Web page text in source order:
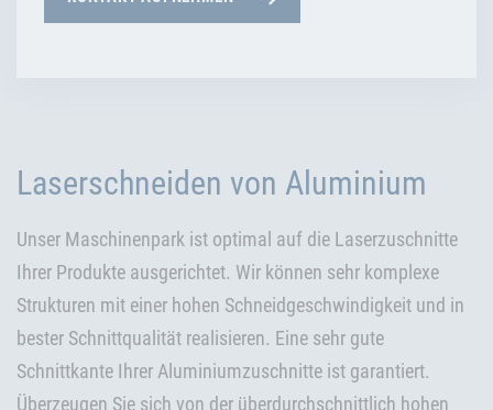
Laserschneiden von Aluminium
Unser Maschinenpark ist optimal auf die Laserzuschnitte
Ihrer Produkte ausgerichtet. Wir können sehr komplexe
Strukturen mit einer hohen Schneidgeschwindigkeit und in
bester Schnittqualität realisieren. Eine sehr gute
Schnittkante Ihrer Aluminiumzuschnitte ist garantiert.
Überzeugen Sie sich von der überdurchschnittlich hohen